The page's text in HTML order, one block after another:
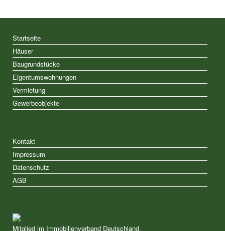
Startseite
Häuser
Baugrundstücke
Eigentumswohnungen
Vermietung
Gewerbeobjekte
Kontakt
Impressum
Datenschutz
AGB
Mitglied im Immobilienverband Deutschland